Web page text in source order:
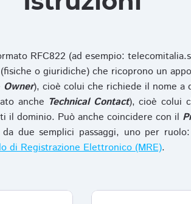
RFC822 (ad esempio:
o giuridiche) che ricoprono un
Owner), cioè colui che richiede il nome a
anche Technical Contact), cioè colui
il dominio. Può anche coincidere con il
due semplici passaggi, uno per
di Registrazione Elettronico (MRE).